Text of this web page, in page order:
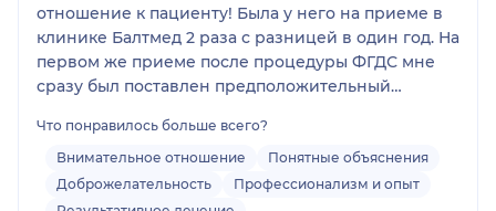
отношение к пациенту! Была у него на приеме в
клинике Балтмед 2 раза с разницей в один год. На
первом же приеме после процедуры ФГДС мне
сразу был поставлен предположительный
клинически и морфологически. И это при том, что
предыдущие 3(!!!!) эндоскописта признаков
поставленного им диагноза не увидели, а
Что понравилось больше всего?
Внимательное отношение
Понятные объяснения
Доброжелательность
Профессионализм и опыт